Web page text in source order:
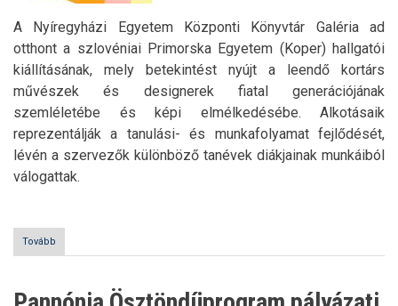
A Nyíregyházi Egyetem Központi Könyvtár Galéria ad
otthont a szlovéniai Primorska Egyetem (Koper) hallgatói
kiállításának, mely betekintést nyújt a leendő kortárs
művészek és designerek fiatal generációjának
szemléletébe és képi elmélkedésébe. Alkotásaik
reprezentálják a tanulási- és munkafolyamat fejlődését,
lévén a szervezők különböző tanévek diákjainak munkáiból
válogattak.
Tovább
kiállítás
Egyetemen)